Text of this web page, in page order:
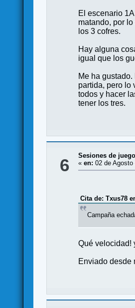
El escenario
matando, por
los 3 cofres.
Hay alguna
igual que los
Me ha
partida, pero lo
todos y hacer
tener los tres.
6 Sesiones de juego
«en: 02 de
Cita de: Txus78
Campaña
Qué velocidad!
Enviado desde